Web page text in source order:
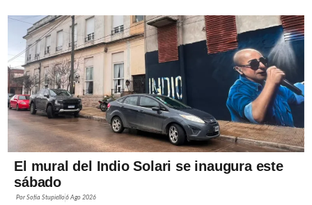
El mural del Indio Solari se inaugura este
sábado
PorSofía Stupiello6 Ago 2026